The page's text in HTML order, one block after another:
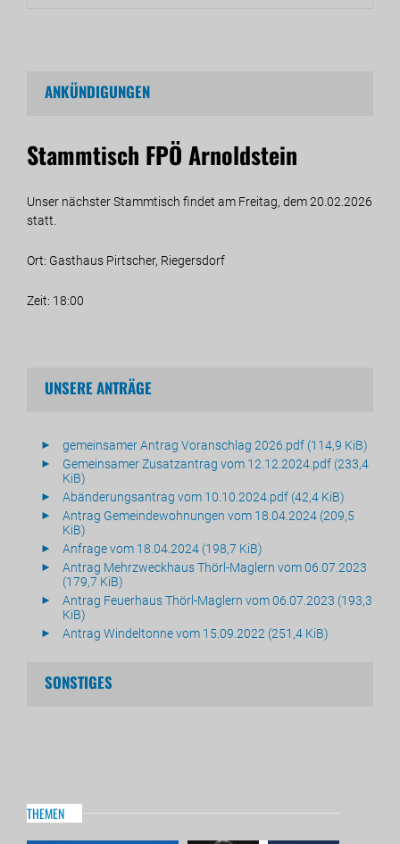
ANKÜNDIGUNGEN
Stammtisch FPÖ Arnoldstein
Unser nächster Stammtisch findet am Freitag, dem 20.02.2026
statt.
Ort: Gasthaus Pirtscher, Riegersdorf
Zeit: 18:00
UNSERE ANTRÄGE
gemeinsamer Antrag Voranschlag 2026.pdf (114,9 KiB)
Gemeinsamer Zusatzantrag vom 12.12.2024.pdf (233,4
KiB)
Abänderungsantrag vom 10.10.2024.pdf (42,4 KiB)
Antrag Gemeindewohnungen vom 18.04.2024 (209,5
KiB)
Anfrage vom 18.04.2024 (198,7 KiB)
Antrag Mehrzweckhaus Thörl-Maglern vom 06.07.2023
(179,7 KiB)
Antrag Feuerhaus Thörl-Maglern vom 06.07.2023 (193,3
KiB)
Antrag Windeltonne vom 15.09.2022 (251,4 KiB)
SONSTIGES
THEMEN